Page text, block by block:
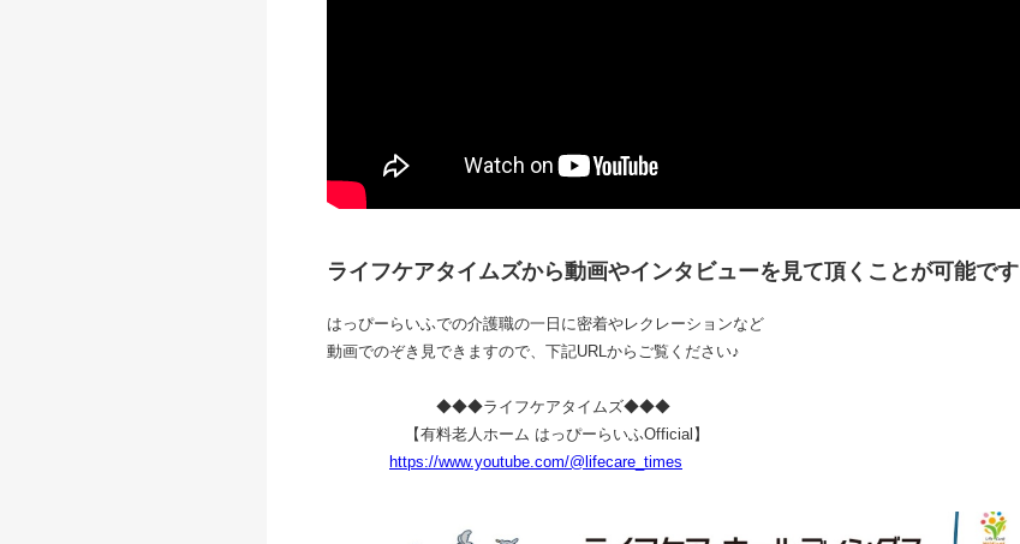
ライフケアタイムズから動画やインタビューを見て頂くことが可能です
はっぴーらいふでの介護職の一日に密着やレクレーションなど
動画でのぞき見できますので、下記URLからご覧ください♪
◆◆◆ライフケアタイムズ◆◆◆
【有料老人ホーム はっぴーらいふOfficial】
https://www.youtube.com/@lifecare_times